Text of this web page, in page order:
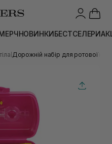
НОВИНКИБЕСТСЕЛЕРИ
Дорожній набір для ротової